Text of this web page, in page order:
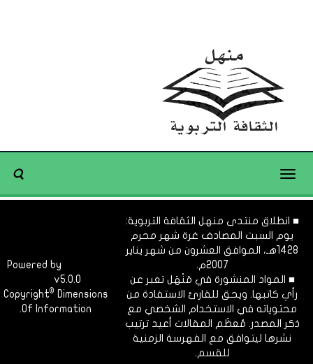
Toggle
■ انطلاق منتدى منهل الثقافة التربوية:
يوم السبت المصادف غرة شهر محرم
1428هـ، الموافق العشرون من شهر يناير
2007م.
■ المواد المنشورة في مَنْهَل تعبر عن
رأي كاتبها. ويحق للقارئ الاستفادة من
محتوياته في الاستخدام الشخصي مع
ذكر المصدر. مُعظَم المقالات أعيد ترتيب
نشرها ليتوافق مع الفهرسة الزمنية
للقسم.
Powered by
v5.0.0
Copyright©
Dimensions
Of Information.